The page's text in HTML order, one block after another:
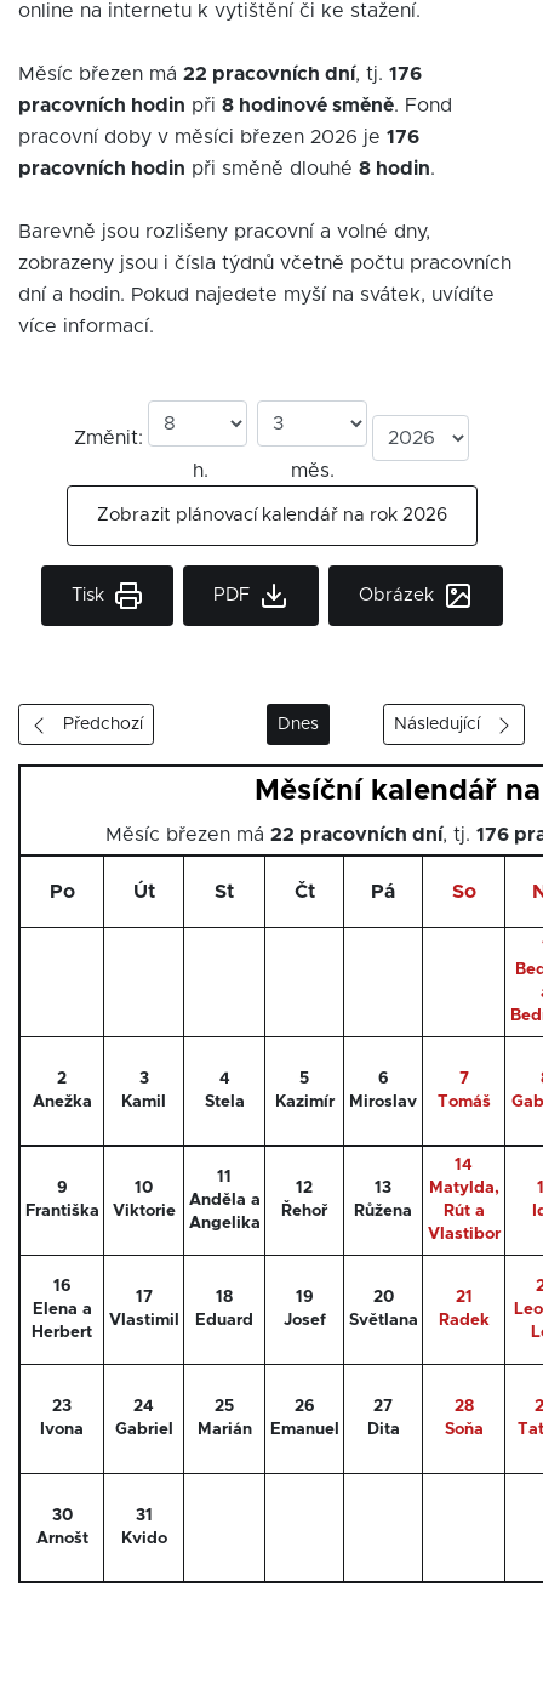
online na internetu k vytištění či ke stažení.
Měsíc březen má 22 pracovních dní, tj. 176
pracovních hodin při 8 hodinové směně. Fond
pracovní doby v měsíci březen 2026 je 176
pracovních hodin při směně dlouhé 8 hodin.
Barevně jsou rozlišeny pracovní a volné dny,
zobrazeny jsou i čísla týdnů včetně počtu pracovních
dní a hodin. Pokud najedete myší na svátek, uvídíte
více informací.
Změnit:
h.
měs.
Zobrazit plánovací kalendář na rok 2026
Tisk PDF Obrázek
Předchozí Dnes Následující
Měsíční kalendář
Měsíc březen má 22 pracovních dní, tj. 176
Po Út St Čt Pá So
2
Anežka
3
Kamil
4
Stela
5
Kazimír
6
Miroslav
7
Tomáš
9
Františka
10
Viktorie
11
Anděla a
Angelika
12
Řehoř
13
Růžena
14
Matylda,
Rút a
Vlastibor
16
Elena a
Herbert
17
Vlastimil
18
Eduard
19
Josef
20
Světlana
21
Radek
23
Ivona
24
Gabriel
25
Marián
26
Emanuel
27
Dita
28
Soňa
30
Arnošt
31
Kvido